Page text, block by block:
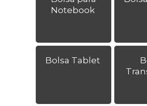
Notebook
Bolsa Tablet